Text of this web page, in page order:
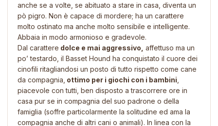
anche se a volte, se abituato a stare in casa, diventa un
pò pigro. Non è capace di mordere; ha un carattere
molto ostinato ma anche molto sensibile e intelligente.
Abbaia in modo armonioso e gradevole.
Dal carattere dolce e mai aggressivo, affettuso ma un
po’ testardo, il Basset Hound ha conquistato il cuore dei
cinofili ritagliandosi un posto di tutto rispetto come cane
da compagnia, ottimo per i giochi con i bambini
piacevole con tutti, ben disposto a trascorrere ore in
casa pur se in compagnia del suo padrone o della
famiglia (soffre particolarmente la solitudine ed ama la
compagnia anche di altri cani o animali). In linea con la